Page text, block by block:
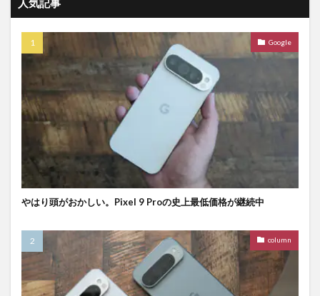
人気記事
Google
やはり頭がおかしい。Pixel 9 Proの史上最低価格が継続中
column